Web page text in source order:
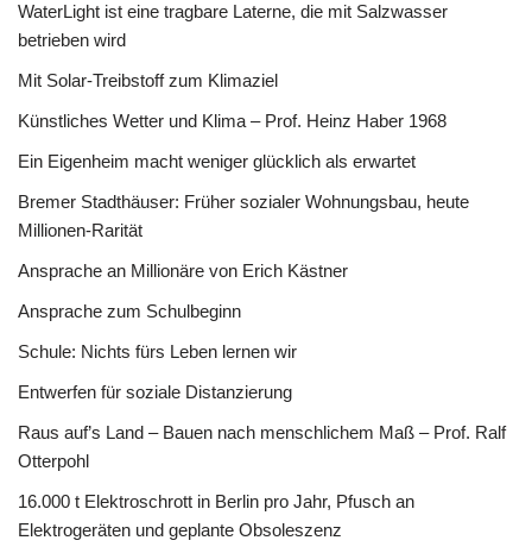
WaterLight ist eine tragbare Laterne, die mit Salzwasser
betrieben wird
Mit Solar-Treibstoff zum Klimaziel
Künstliches Wetter und Klima – Prof. Heinz Haber 1968
Ein Eigenheim macht weniger glücklich als erwartet
Bremer Stadthäuser: Früher sozialer Wohnungsbau, heute
Millionen-Rarität
Ansprache an Millionäre von Erich Kästner
Ansprache zum Schulbeginn
Schule: Nichts fürs Leben lernen wir
Entwerfen für soziale Distanzierung
Raus auf’s Land – Bauen nach menschlichem Maß – Prof. Ralf
Otterpohl
16.000 t Elektroschrott in Berlin pro Jahr, Pfusch an
Elektrogeräten und geplante Obsoleszenz